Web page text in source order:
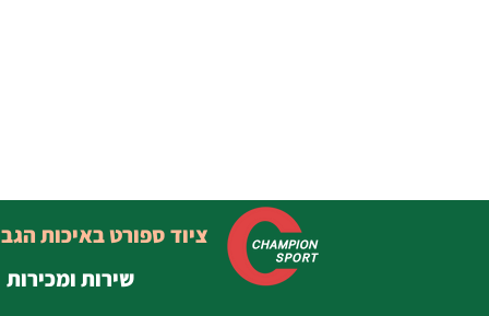
שירות ומכירות
ציוד ספורט באיכות